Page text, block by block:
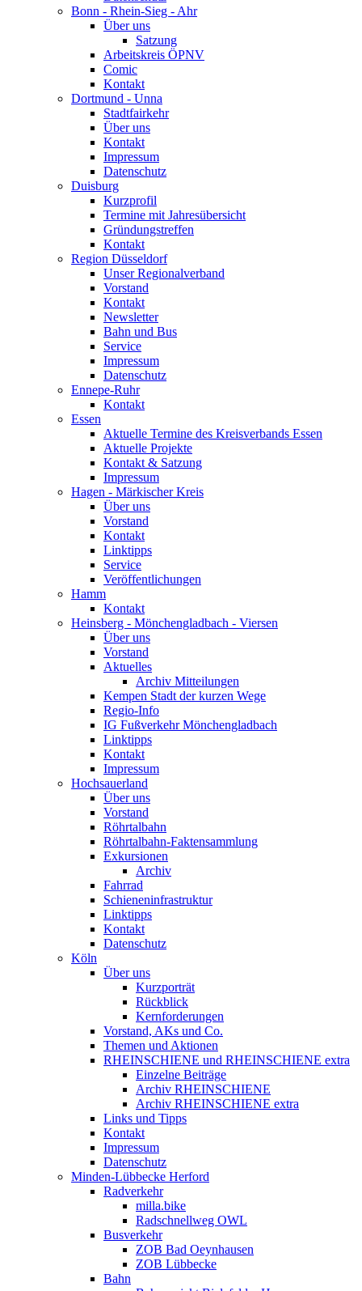
Bonn - Rhein-Sieg - Ahr
Über uns
Satzung
Arbeitskreis ÖPNV
Comic
Kontakt
Dortmund - Unna
Stadtfairkehr
Über uns
Kontakt
Impressum
Datenschutz
Duisburg
Kurzprofil
Termine mit Jahresübersicht
Gründungstreffen
Kontakt
Region Düsseldorf
Unser Regionalverband
Vorstand
Kontakt
Newsletter
Bahn und Bus
Service
Impressum
Datenschutz
Ennepe-Ruhr
Kontakt
Essen
Aktuelle Termine des Kreisverbands Essen
Aktuelle Projekte
Kontakt & Satzung
Impressum
Hagen - Märkischer Kreis
Über uns
Vorstand
Kontakt
Linktipps
Service
Veröffentlichungen
Hamm
Kontakt
Heinsberg - Mönchengladbach - Viersen
Über uns
Vorstand
Aktuelles
Archiv Mitteilungen
Kempen Stadt der kurzen Wege
Regio-Info
IG Fußverkehr Mönchengladbach
Linktipps
Kontakt
Impressum
Hochsauerland
Über uns
Vorstand
Röhrtalbahn
Röhrtalbahn-Faktensammlung
Exkursionen
Archiv
Fahrrad
Schieneninfrastruktur
Linktipps
Kontakt
Datenschutz
Köln
Über uns
Kurzporträt
Rückblick
Kernforderungen
Vorstand, AKs und Co.
Themen und Aktionen
RHEINSCHIENE und RHEINSCHIENE extra
Einzelne Beiträge
Archiv RHEINSCHIENE
Archiv RHEINSCHIENE extra
Links und Tipps
Kontakt
Impressum
Datenschutz
Minden-Lübbecke Herford
Radverkehr
milla.bike
Radschnellweg OWL
Busverkehr
ZOB Bad Oeynhausen
ZOB Lübbecke
Bahn